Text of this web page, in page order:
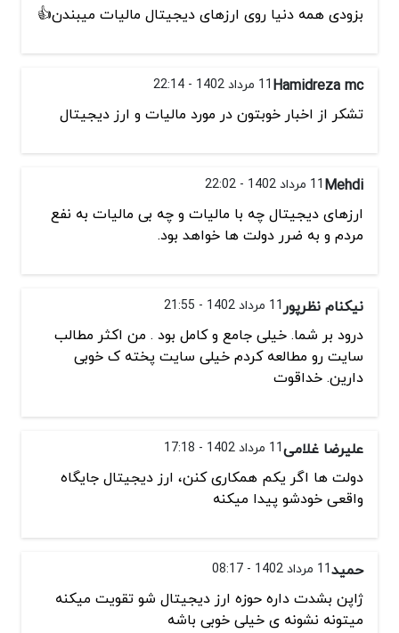
بزودی همه دنیا روی ارزهای دیجیتال مالیات میبندن👍
Hamidreza mc11 مرداد 1402 - 22:14
تشكر از اخبار خوبتون در مورد ماليات و ارز ديجيتال
Mehdi11 مرداد 1402 - 22:02
ارزهای دیجیتال چه با مالیات و چه بی مالیات به نفع
مردم و به ضرر دولت ها خواهد بود.
نیکنام نظرپور11 مرداد 1402 - 21:55
درود بر شما. خیلی جامع و کامل بود . من اکثر مطالب
سایت رو مطالعه کردم خیلی سایت پخته ک خوبی
دارین. خداقوت
علیرضا غلامی11 مرداد 1402 - 17:18
دولت ها اگر یکم همکاری کنن، ارز دیجیتال جایگاه
واقعی خودشو پیدا میکنه
حمید11 مرداد 1402 - 08:17
ژاپن بشدت داره حوزه ارز دیجیتال شو تقویت میکنه
میتونه نشونه ی خیلی خوبی باشه